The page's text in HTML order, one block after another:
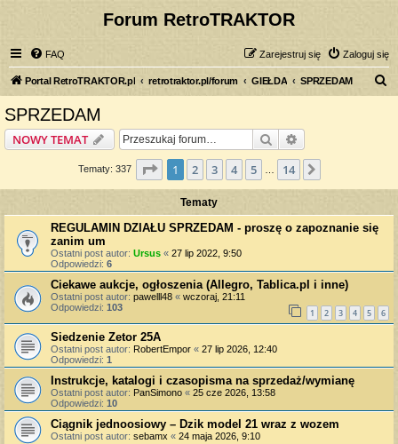
Forum RetroTRAKTOR
FAQ Zaloguj się
Zarejestruj się
Portal RetroTRAKTOR.pl retrotraktor.pl/forum GIEŁDA SPRZEDAM
SPRZEDAM
NOWY TEMAT Szukaj
Tematy: 337 Strona1 z14
1 2 3 4 5 14
Tematy
REGULAMIN DZIAŁU SPRZEDAM - proszę o zapoznanie się
zanim um
Ostatni post autor: Ursus « 27 lip 2022, 9:50
Odpowiedzi: 6
Ciekawe aukcje, ogłoszenia (Allegro, Tablica.pl i inne)
Ostatni post autor: pawelll48 « wczoraj, 21:11
Odpowiedzi: 103 1 2 3 4 5 6
Siedzenie Zetor 25A
Ostatni post autor: RobertEmpor « 27 lip 2026, 12:40
Odpowiedzi: 1
Instrukcje, katalogi i czasopisma na sprzedaż/wymianę
Ostatni post autor: PanSimono « 25 cze 2026, 13:58
Odpowiedzi: 10
Ciągnik jednoosiowy – Dzik model 21 wraz z wozem
Ostatni post autor: sebamx « 24 maja 2026, 9:10